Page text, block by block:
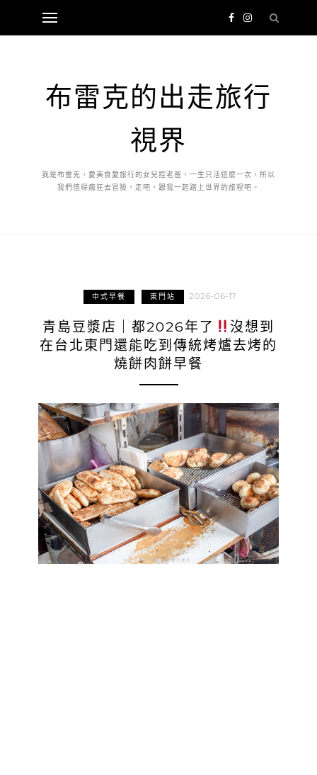
布雷克的出走旅行
視界
我是布雷克，愛美食愛旅行的女兒控老爸，一生只活這麼一次，所以
我們值得瘋狂去冒險，走吧，跟我一起踏上世界的旅程吧。
中式早餐 東門站 2026-06-17
青島豆漿店｜都2026年了
沒想到
在台北東門還能吃到傳統烤爐去烤的
燒餅肉餅早餐